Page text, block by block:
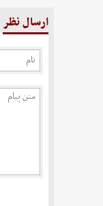
ارسال نظر